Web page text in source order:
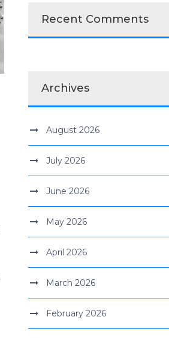
Recent Comments
Archives
August 2026
July 2026
June 2026
May 2026
April 2026
March 2026
February 2026